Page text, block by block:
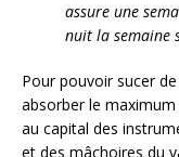
assure une
nuit la semaine
Pour pouvoir sucer
absorber le
au capital des
et des mâchoires du